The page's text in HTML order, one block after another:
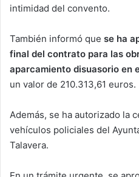
intimidad del convento.
También informó que se ha
final del contrato para las
aparcamiento disuasorio en
un valor de 210.313,61 euros.
Además, se ha autorizado la
vehículos policiales del
Talavera.